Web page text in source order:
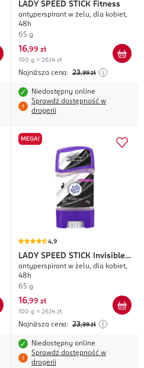
LADY SPEED STICK Fitness
antyperspirant w żelu, dla kobiet,
48h
65 g
16,99 zł
100 g = 26,14 zł
Najniższa cena: 23,99 zł
Niedostępny online
Sprawdź dostępność w
drogerii
MEGA!
4,9
LADY SPEED STICK
Invisible
Dry
antyperspirant w żelu, dla kobiet,
48h
65 g
16,99 zł
100 g = 26,14 zł
Najniższa cena: 23,99 zł
Niedostępny online
Sprawdź dostępność w
drogerii